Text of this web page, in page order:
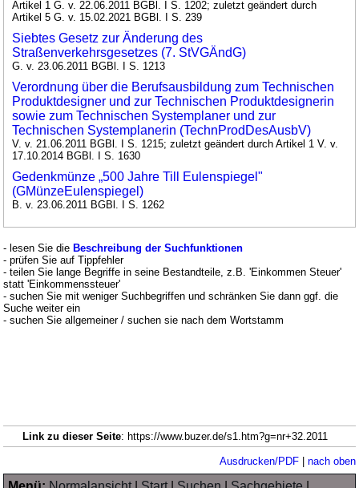
Artikel 1 G. v. 22.06.2011 BGBl. I S. 1202; zuletzt geändert durch
Artikel 5 G. v. 15.02.2021 BGBl. I S. 239
Siebtes Gesetz zur Änderung des
Straßenverkehrsgesetzes (7. StVGÄndG)
G. v. 23.06.2011 BGBl. I S. 1213
Verordnung über die Berufsausbildung zum Technischen
Produktdesigner und zur Technischen Produktdesignerin
sowie zum Technischen Systemplaner und zur
Technischen Systemplanerin (TechnProdDesAusbV)
V. v. 21.06.2011 BGBl. I S. 1215; zuletzt geändert durch Artikel 1 V. v.
17.10.2014 BGBl. I S. 1630
Gedenkmünze „500 Jahre Till Eulenspiegel"
(GMünzeEulenspiegel)
B. v. 23.06.2011 BGBl. I S. 1262
- lesen Sie dieBeschreibung der Suchfunktionen
- prüfen Sie auf Tippfehler
- teilen Sie lange Begriffe in seine Bestandteile, z.B. 'Einkommen Steuer'
statt 'Einkommenssteuer'
- suchen Sie mit weniger Suchbegriffen und schränken Sie dann ggf. die
Suche weiter ein
- suchen Sie allgemeiner / suchen sie nach dem Wortstamm
Link zu dieser Seite: https://www.buzer.de/s1.htm?g=nr+32.2011
Ausdrucken/PDF| nach oben